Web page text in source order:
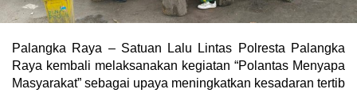
Palangka Raya – Satuan Lalu Lintas Polresta Palangka
Raya kembali melaksanakan kegiatan “Polantas Menyapa
Masyarakat” sebagai upaya meningkatkan kesadaran tertib